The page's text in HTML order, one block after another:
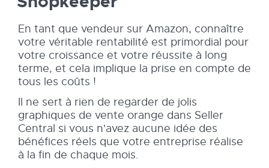
En tant que vendeur sur Amazon, connaître
votre véritable rentabilité est primordial pour
votre croissance et votre réussite à long
terme, et cela implique la prise en compte de
tous les coûts !
Il ne sert à rien de regarder de jolis
graphiques de vente orange dans Seller
Central si vous n'avez aucune idée des
bénéfices réels que votre entreprise réalise
à la fin de chaque mois.